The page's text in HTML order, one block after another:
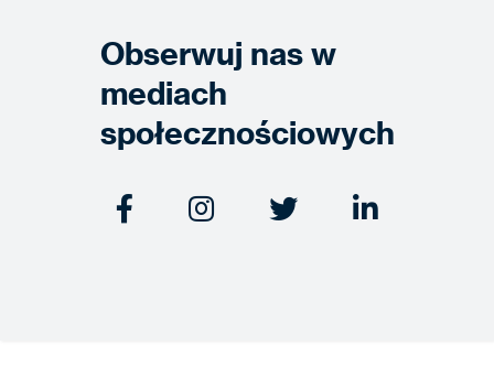
Obserwuj nas w
mediach
społecznościowych
   